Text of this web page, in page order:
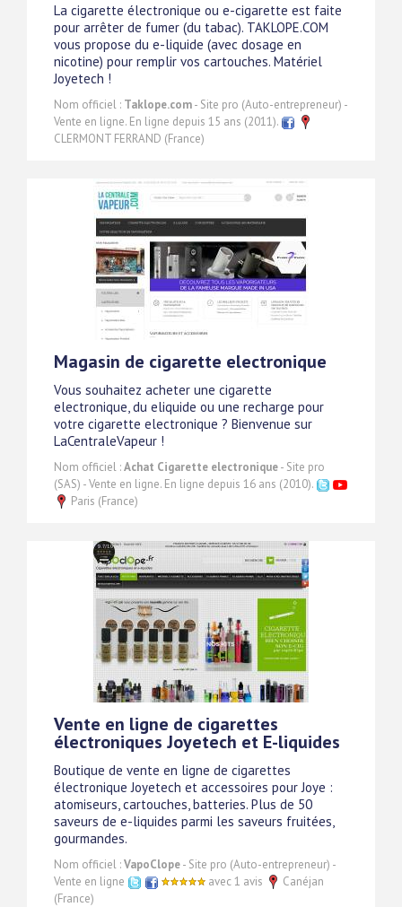
La cigarette électronique ou e-cigarette est faite
pour arrêter de fumer (du tabac). TAKLOPE.COM
vous propose du e-liquide (avec dosage en
nicotine) pour remplir vos cartouches. Matériel
Joyetech !
Nom officiel : Taklope.com- Site pro (Auto-entrepreneur) -
Vente en ligne. En ligne depuis 15 ans (2011).
CLERMONT FERRAND (France)
Magasin de cigarette electronique
Vous souhaitez acheter une cigarette
electronique, du eliquide ou une recharge pour
votre cigarette electronique ? Bienvenue sur
LaCentraleVapeur !
Nom officiel :Achat Cigarette electronique- Site pro
(SAS) - Vente en ligne. En ligne depuis 16 ans (2010).
Paris (France)
Vente en ligne de cigarettes
électroniques Joyetech et E-liquides
Boutique de vente en ligne de cigarettes
électronique Joyetech et accessoires pour Joye :
atomiseurs, cartouches, batteries. Plus de 50
saveurs de e-liquides parmi les saveurs fruitées,
gourmandes.
Nom officiel :VapoClope- Site pro (Auto-entrepreneur) -
Vente en ligne
avec 1 avis
Canéjan
(France)